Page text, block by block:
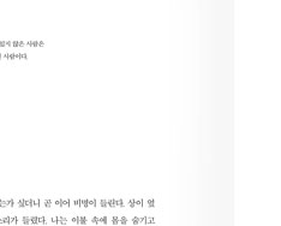
늦은 게 아닐까?
는 두 글자, 도전